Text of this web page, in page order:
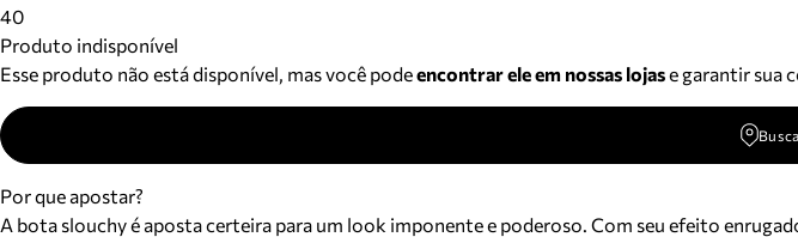
40
Produto indisponível
Esse produto não está disponível, mas você podeencontrar ele em nossas lojase garantir sua
Por que apostar?
A bota slouchy é aposta certeira para um look imponente e poderoso. Com seu efeito